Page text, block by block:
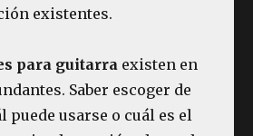
existentes.
para guitarra existen en
Saber escoger de
puede usarse o cuál es el